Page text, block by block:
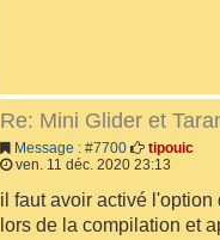
Re: Mini Glider et
Message : #7700
tipouic
ven. 11 déc. 2020 23:13
il faut avoir activé
lors de la compilation et